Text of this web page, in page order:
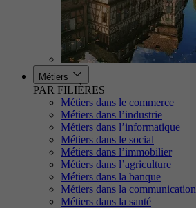
Métiers
PAR FILIÈRES
Métiers dans le commerce
Métiers dans l’industrie
Métiers dans l’informatique
Métiers dans le social
Métiers dans l’immobilier
Métiers dans l’agriculture
Métiers dans la banque
Métiers dans la communication
Métiers dans la santé